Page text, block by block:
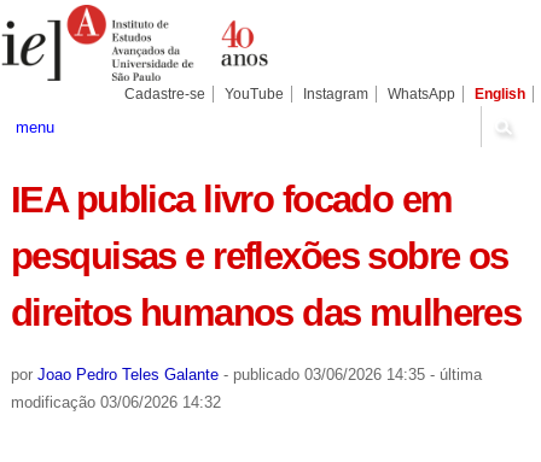
para
conteúdo.
Pessoais
Cadastre-se YouTube Instagram WhatsApp English
menu
IEA publica livro focado em
pesquisas e reflexões sobre os
direitos humanos das mulheres
por Joao Pedro Teles Galante - publicado03/06/2026 14:35 - última
modificação03/06/2026 14:32